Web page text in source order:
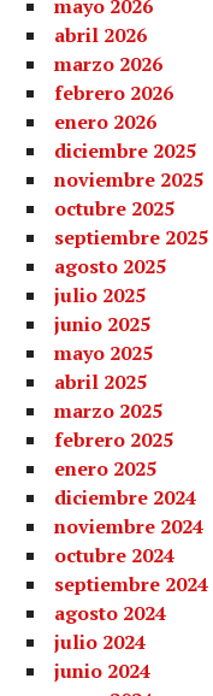
mayo 2026
abril 2026
marzo 2026
febrero 2026
enero 2026
diciembre 2025
noviembre 2025
octubre 2025
septiembre 2025
agosto 2025
julio 2025
junio 2025
mayo 2025
abril 2025
marzo 2025
febrero 2025
enero 2025
diciembre 2024
noviembre 2024
octubre 2024
septiembre 2024
agosto 2024
julio 2024
junio 2024